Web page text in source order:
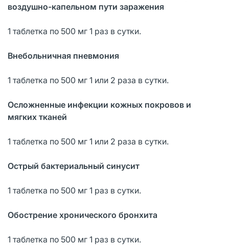
воздушно-капельном пути заражения
1 таблетка по 500 мг 1 раз в сутки.
Внебольничная пневмония
1 таблетка по 500 мг 1 или 2 раза в сутки.
Осложненные инфекции кожных покровов и
мягких тканей
1 таблетка по 500 мг 1 или 2 раза в сутки.
Острый бактериальный синусит
1 таблетка по 500 мг 1 раз в сутки.
Обострение хронического бронхита
1 таблетка по 500 мг 1 раз в сутки.